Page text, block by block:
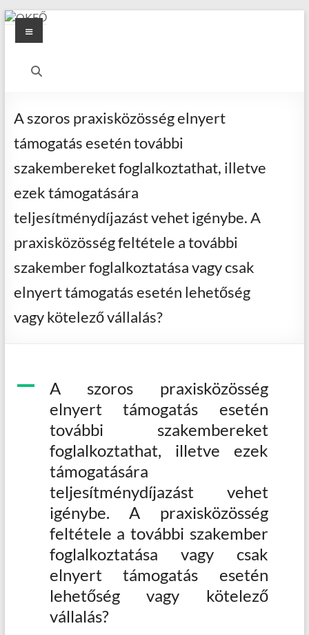
Skip
content
OKFŐ
Menu
A szoros praxisközösség elnyert
támogatás esetén további
szakembereket foglalkoztathat, illetve
ezek támogatására
teljesítménydíjazást vehet igénybe. A
praxisközösség feltétele a további
szakember foglalkoztatása vagy csak
elnyert támogatás esetén lehetőség
vagy kötelező vállalás?
A
A szoros praxisközösség
elnyert támogatás esetén
további szakembereket
foglalkoztathat, illetve ezek
támogatására
teljesítménydíjazást vehet
igénybe. A praxisközösség
feltétele a további szakember
foglalkoztatása vagy csak
elnyert támogatás esetén
lehetőség vagy kötelező
vállalás?